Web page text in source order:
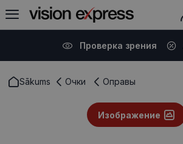
Проверка зрения
Sākums Очки Оправы
Изображение